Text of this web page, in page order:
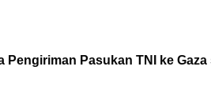
Pasukan TNI ke